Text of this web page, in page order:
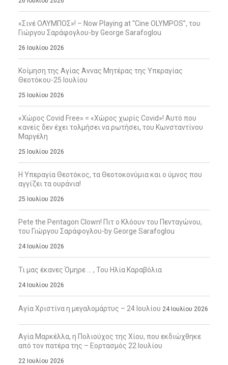
«Σινέ ΟΛΥΜΠΟΣ»! – Now Playing at “Cine OLYMPOS”, του
Γιώργου Σαράφογλου-by George Sarafoglou
26 Ιουλίου 2026
Κοίμηση της Αγίας Άννας Μητέρας της Υπεραγίας
Θεοτόκου-25 Ιουλίου
25 Ιουλίου 2026
«Χώρος Covid Free» = «Χώρος χωρίς Covid»! Αυτό που
κανείς δεν έχει τολμήσει να ρωτήσει, του Κωνσταντίνου
Μαργέλη
25 Ιουλίου 2026
Η Υπεραγία Θεοτόκος, τα Θεοτοκονύμια και ο ύμνος που
αγγίζει τα ουράνια!
25 Ιουλίου 2026
Pete the Pentagon Clown! Πιτ ο Κλόουν του Πενταγώνου,
του Γιώργου Σαράφογλου-by George Sarafoglou
24 Ιουλίου 2026
Τι μας έκανες Όμηρε … , Του Ηλία Καραβόλια
24 Ιουλίου 2026
Αγία Χριστίνα η μεγαλομάρτυς – 24 Ιουλίου 24 Ιουλίου 2026
Αγία Μαρκέλλα, η Πολιούχος της Χίου, που εκδιώχθηκε
από τον πατέρα της – Εορτασμός 22 Ιουλίου
22 Ιουλίου 2026